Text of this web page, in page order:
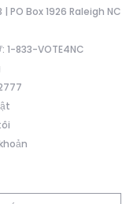
Box 1926 Raleigh NC
1-833-VOTE4NC